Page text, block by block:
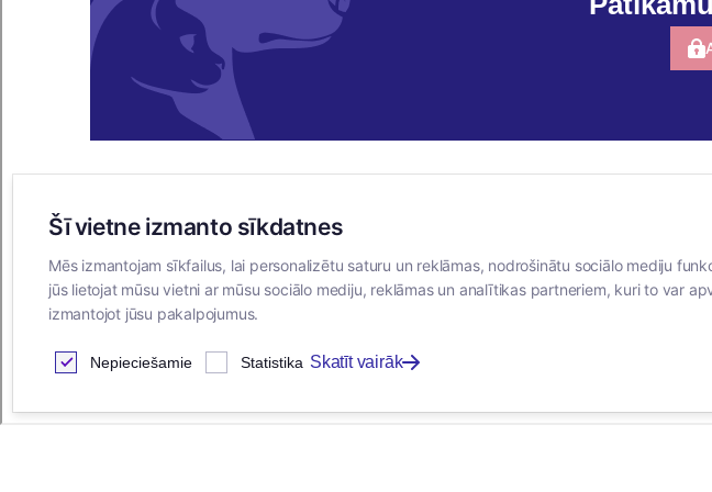
E-VEIKALS
Iegādes noteikumi
Privātuma politika
Sīkdatņu noteikumi
Par mums
Vakances
Šī vietne izmanto sīkdatnes
Mēs izmantojam sīkfailus, lai personalizētu saturu un reklāmas, nodrošinātu sociālo mediju
jūs lietojat mūsu vietni ar mūsu sociālo mediju, reklāmas un analītikas partneriem, kuri to var
izmantojot jūsu pakalpojumus.
Nepieciešamie Statistika Skatīt vairāk